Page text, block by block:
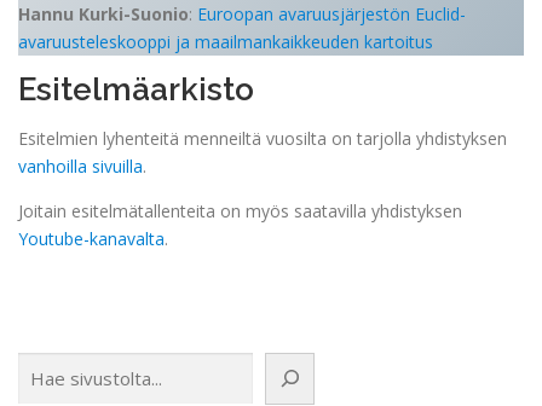
Hannu Kurki-Suonio: Euroopan avaruusjärjestön Euclid-
avaruusteleskooppi ja maailmankaikkeuden kartoitus
Esitelmäarkisto
Esitelmien lyhenteitä menneiltä vuosilta on tarjolla yhdistyksen
vanhoilla sivuilla.
Joitain esitelmätallenteita on myös saatavilla yhdistyksen
Youtube-kanavalta.